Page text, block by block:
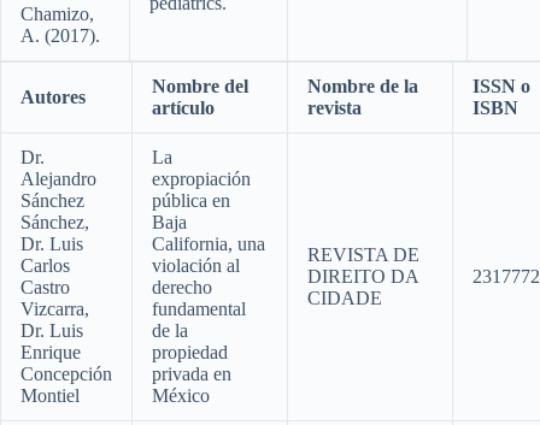
Chamizo,
A. (2017).
Autores
Nombre del
artículo
Nombre de la
revista
ISSN o
ISBN
Dr.
Alejandro
Sánchez
Sánchez,
Dr. Luis
Carlos
Castro
Vizcarra,
Dr. Luis
Enrique
Concepción
Montiel
La
expropiación
pública en
Baja
California, una
violación al
derecho
fundamental
de la
propiedad
privada en
México
REVISTA DE
DIREITO DA
CIDADE